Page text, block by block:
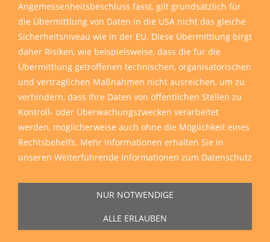
Angemessenheitsbeschluss fasst, gilt grundsätzlich für
die Übermittlung von Daten in die USA nicht das gleiche
Sicherheitsniveau wie in der EU. Diese Übermittlung birgt
daher Risiken, wie beispielsweise, dass die für die
Übermittlung getroffenen technischen, organisatorischen
und vertraglichen Maßnahmen nicht ausreichen, um zu
verhindern, dass Ihre Daten von öffentlichen Stellen zu
Kontroll- oder Überwachungszwecken verarbeitet
werden, möglicherweise auch ohne die Möglichkeit eines
Rechtsbehelfs. Mehr Informationen erhalten Sie in
unseren Weiterführende Informationen zum Datenschutz
NUR NOTWENDIGE
ALLE ERLAUBEN